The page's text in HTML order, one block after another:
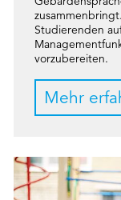
Studierenden
vorzubereiten.
Mehr